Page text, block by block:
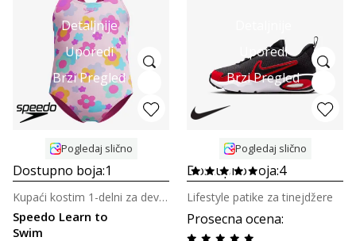
Detaljnije
Uporedi
Brzi Pregled
Pogledaj slično
Dostupno boja:1
Speedo Learn to
Swim
Kupaći kostim 1-delni za devojčice
Uporedi
Brzi Pregled
Pogledaj slično
Dostupno boja:4
Prosecna ocena:
Lifestyle patike za tinejdžere